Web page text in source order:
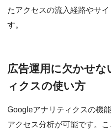
たアクセスの流入経路やサ
す。
広告運用に欠かせ
ィクスの使い方
Googleアナリティクスの機
アクセス分析が可能です。